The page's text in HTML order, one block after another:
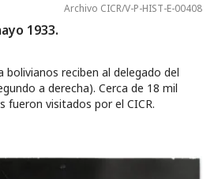
Archivo CICR/V-P-HIST-E-00408
1933.
bolivianos reciben al delegado del
a derecha). Cerca de 18 mil
fueron visitados por el CICR.